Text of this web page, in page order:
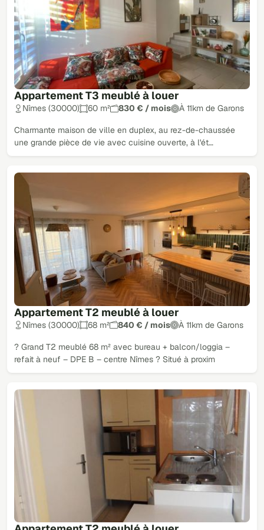
Appartement T3 meublé à louer
Nîmes (30000) 60 m² 830 € / mois À 11km de Garons
Charmante maison de ville en duplex, au rez-de-chaussée
une grande pièce de vie avec cuisine ouverte, à l'ét…
Appartement T2 meublé à louer
Nîmes (30000) 68 m² 840 € / mois À 11km de Garons
? Grand T2 meublé 68 m² avec bureau + balcon/loggia –
refait à neuf – DPE B – centre Nîmes ? Situé à proxim